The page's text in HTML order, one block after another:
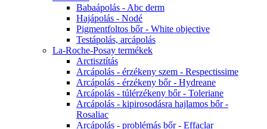
Babaápolás - Abc derm
Hajápolás - Nodé
Pigmentfoltos bőr - White objective
Testápolás, arcápolás
La-Roche-Posay termékek
Arctisztítás
Arcápolás - érzékeny szem - Respectissime
Arcápolás - érzékeny bőr - Hydreane
Arcápolás - túlérzékeny bőr - Toleriane
Arcápolás - kipirosodásra hajlamos bőr -
Rosaliac
Arcápolás - problémás bőr - Effaclar